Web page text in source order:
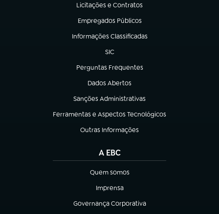
Licitações e Contratos
(abre em nova aba)
Empregados Públicos
(abre em nova aba)
Informações Classificadas
(abre em nova aba)
SIC
(abre em nova aba)
Perguntas Frequentes
(abre em nova aba)
Dados Abertos
(abre em nova aba)
Sanções Administrativas
(abre em nova aba)
Ferramentas e Aspectos Tecnológicos
(abre em nova aba)
Outras Informações
(abre em nova aba)
A EBC
Quem somos
(abre em nova aba)
Imprensa
(abre em nova aba)
Governança Corporativa
(abre em nova aba)